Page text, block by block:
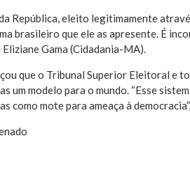
República, eleito legitimamente
brasileiro que ele as apresente. É
Eliziane Gama (Cidadania-MA).
que o Tribunal Superior Eleitoral e
um modelo para o mundo. “Esse
como mote para ameaça à